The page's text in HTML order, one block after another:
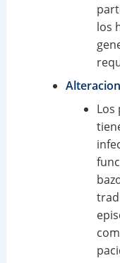
los
Los